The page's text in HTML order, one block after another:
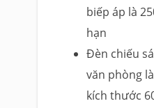
biếp áp là
hạn
Đèn chiếu
văn phòng
kích thước